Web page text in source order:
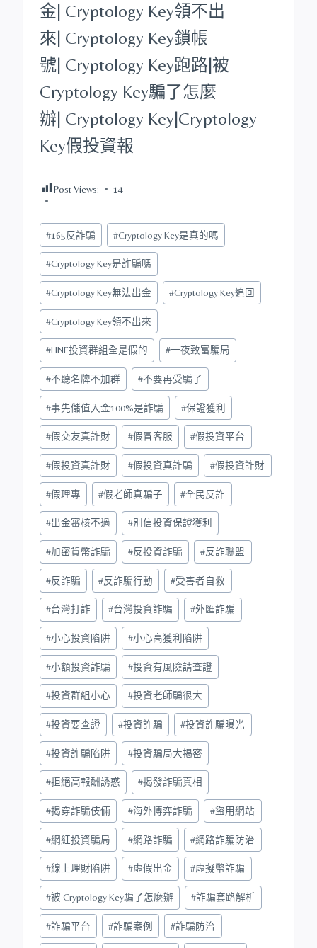
金| Cryptology Key領不出
來| Cryptology Key鎖帳
號| Cryptology Key跑路|被
Cryptology Key騙了怎麼
辦| Cryptology Key|Cryptology
Key假投資報
Post Views: 14
Post
Tags:
#165反詐騙 #Cryptology Key是真的嗎
#Cryptology Key是詐騙嗎
#Cryptology Key無法出金 #Cryptology Key追回
#Cryptology Key領不出來
#LINE投資群組全是假的 #一夜致富騙局
#不聽名牌不加群 #不要再受騙了
#事先儲值入金100%是詐騙 #保證獲利
#假交友真詐財 #假冒客服 #假投資平台
#假投資真詐財 #假投資真詐騙 #假投資詐財
#假理專 #假老師真騙子 #全民反詐
#出金審核不過 #別信投資保證獲利
#加密貨幣詐騙 #反投資詐騙 #反詐聯盟
#反詐騙 #反詐騙行動 #受害者自救
#台灣打詐 #台灣投資詐騙 #外匯詐騙
#小心投資陷阱 #小心高獲利陷阱
#小額投資詐騙 #投資有風險請查證
#投資群組小心 #投資老師騙很大
#投資要查證 #投資詐騙 #投資詐騙曝光
#投資詐騙陷阱 #投資騙局大揭密
#拒絕高報酬誘惑 #揭發詐騙真相
#揭穿詐騙伎倆 #海外博弈詐騙 #盜用網站
#網紅投資騙局 #網路詐騙 #網路詐騙防治
#線上理財陷阱 #虛假出金 #虛擬幣詐騙
#被 Cryptology Key騙了怎麼辦 #詐騙套路解析
#詐騙平台 #詐騙案例 #詐騙防治